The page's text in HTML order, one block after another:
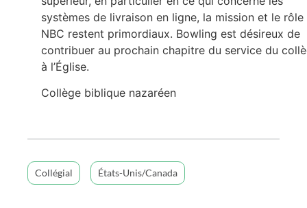
systèmes de livraison en ligne, la mission et le rôle
NBC restent primordiaux. Bowling est désireux de
contribuer au prochain chapitre du service du
à l’Église.
Collège biblique nazaréen
Collégial États-Unis/Canada